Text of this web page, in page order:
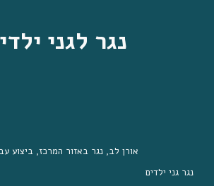
נגר לגני
אורן לב, נגר באזור המרכז, ביצוע
נגר גני ילדים